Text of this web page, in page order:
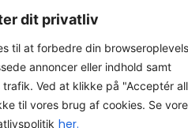
dit privatliv
til at forbedre din
annoncer eller indhold samt
trafik. Ved at klikke på "Acceptér
til vores brug af cookies. Se
her.
skal på en vild rejse er det
Axacon WMS Viden
Axacon © 2026 All rights
CVR-nummer: 21680931